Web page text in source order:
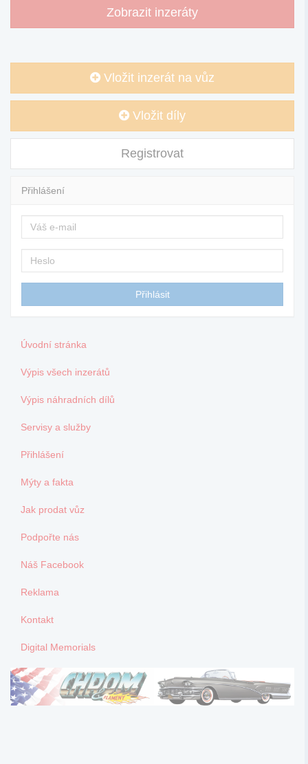
Zobrazit inzeráty
Vložit inzerát na vůz
Vložit díly
Registrovat
Přihlášení
Úvodní stránka
Výpis všech inzerátů
Výpis náhradních dílů
Servisy a služby
Přihlášení
Mýty a fakta
Jak prodat vůz
Podpořte nás
Náš Facebook
Reklama
Kontakt
Digital Memorials